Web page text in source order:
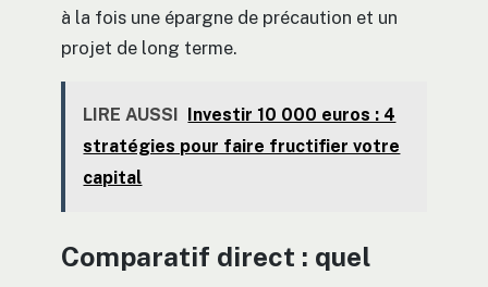
à la fois une épargne de précaution et un
projet de long terme.
LIRE AUSSI Investir 10 000 euros : 4
stratégies pour faire fructifier votre
capital
Comparatif direct : quel